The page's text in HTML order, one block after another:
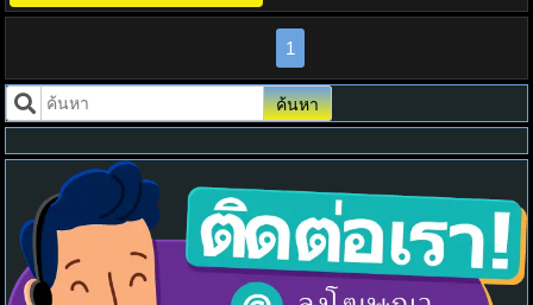
1
ค้นหา